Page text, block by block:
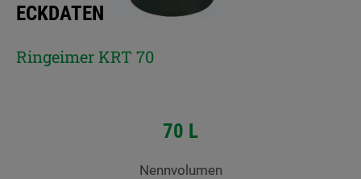
ECKDATEN
Ringeimer KRT 70
70 L
Nennvolumen